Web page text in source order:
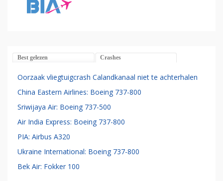
Best gelezen Crashes
Oorzaak vliegtuigcrash Calandkanaal niet te achterhalen
China Eastern Airlines: Boeing 737-800
Sriwijaya Air: Boeing 737-500
Air India Express: Boeing 737-800
PIA: Airbus A320
Ukraine International: Boeing 737-800
Bek Air: Fokker 100